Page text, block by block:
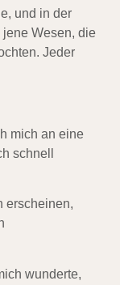
und in der
Wesen, die
Jeder
mich an eine
schnell
erscheinen,
wunderte,